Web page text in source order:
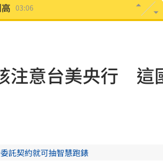
03:06
01:20
注意台美央行 這
託契約就可抽智慧跑錶